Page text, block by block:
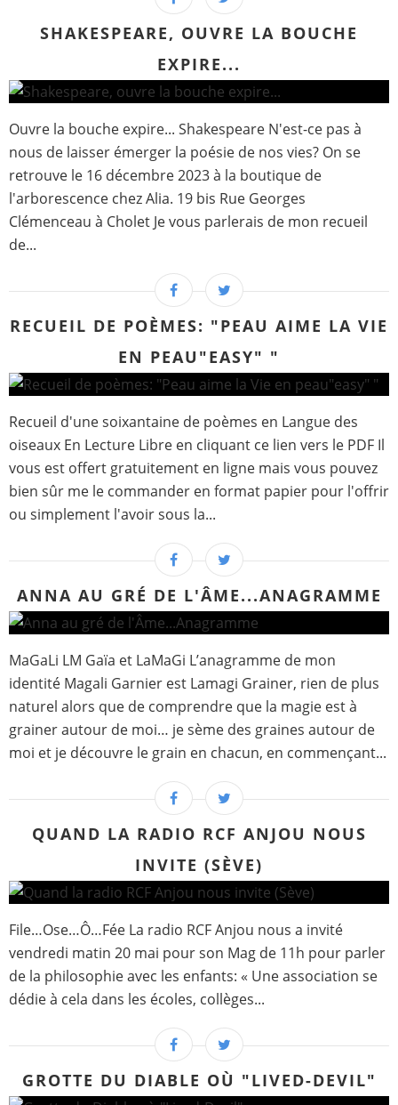
SHAKESPEARE, OUVRE LA BOUCHE
EXPIRE...
Ouvre la bouche expire... Shakespeare N'est-ce pas à
nous de laisser émerger la poésie de nos vies? On se
retrouve le 16 décembre 2023 à la boutique de
l'arborescence chez Alia. 19 bis Rue Georges
Clémenceau à Cholet Je vous parlerais de mon recueil
de...
RECUEIL DE POÈMES: "PEAU AIME LA VIE
EN PEAU"EASY" "
Recueil d'une soixantaine de poèmes en Langue des
oiseaux En Lecture Libre en cliquant ce lien vers le PDF Il
vous est offert gratuitement en ligne mais vous pouvez
bien sûr me le commander en format papier pour l'offrir
ou simplement l'avoir sous la...
ANNA AU GRÉ DE L'ÂME...ANAGRAMME
MaGaLi LM Gaïa et LaMaGi L’anagramme de mon
identité Magali Garnier est Lamagi Grainer, rien de plus
naturel alors que de comprendre que la magie est à
grainer autour de moi… je sème des graines autour de
moi et je découvre le grain en chacun, en commençant...
QUAND LA RADIO RCF ANJOU NOUS
INVITE (SÈVE)
File…Ose…Ô…Fée La radio RCF Anjou nous a invité
vendredi matin 20 mai pour son Mag de 11h pour parler
de la philosophie avec les enfants: « Une association se
dédie à cela dans les écoles, collèges...
GROTTE DU DIABLE OÙ "LIVED-DEVIL"